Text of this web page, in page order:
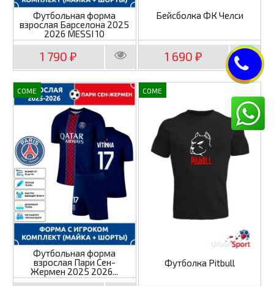
Футбольная форма
взрослая Барселона 2025
2026 MESSI 10
1 790₽
Бейсболка ФК Челси
1 690₽
COME
Футбольная форма
взрослая Пари Сен-
Жермен 2025 2026...
COME
Футболка Pitbull